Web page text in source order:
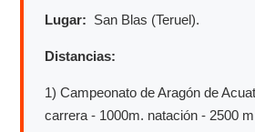
Lugar: San Blas (Teruel).
Distancias:
1) Campeonato de Aragón de
carrera - 1000m. natación - 2500